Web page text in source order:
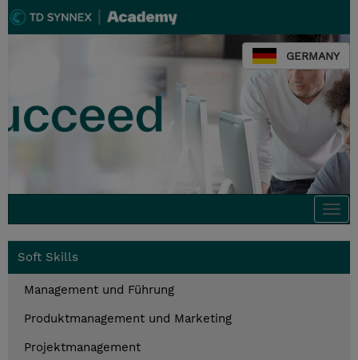
GERMANY
Soft Skills
Management und Führung
Produktmanagement und Marketing
Projektmanagement